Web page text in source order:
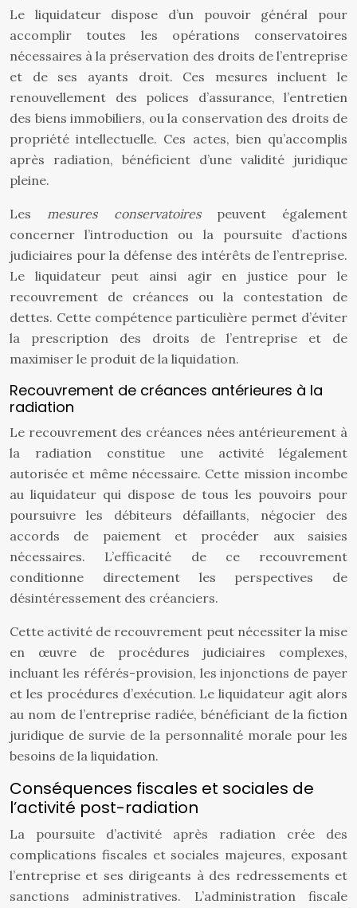
Le liquidateur dispose d’un pouvoir général pour
accomplir toutes les opérations conservatoires
nécessaires à la préservation des droits de l’entreprise
et de ses ayants droit. Ces mesures incluent le
renouvellement des polices d’assurance, l’entretien
des biens immobiliers, ou la conservation des droits de
propriété intellectuelle. Ces actes, bien qu’accomplis
après radiation, bénéficient d’une validité juridique
pleine.
Les mesures conservatoires peuvent également
concerner l’introduction ou la poursuite d’actions
judiciaires pour la défense des intérêts de l’entreprise.
Le liquidateur peut ainsi agir en justice pour le
recouvrement de créances ou la contestation de
dettes. Cette compétence particulière permet d’éviter
la prescription des droits de l’entreprise et de
maximiser le produit de la liquidation.
Recouvrement de créances antérieures à la
radiation
Le recouvrement des créances nées antérieurement à
la radiation constitue une activité légalement
autorisée et même nécessaire. Cette mission incombe
au liquidateur qui dispose de tous les pouvoirs pour
poursuivre les débiteurs défaillants, négocier des
accords de paiement et procéder aux saisies
nécessaires. L’efficacité de ce recouvrement
conditionne directement les perspectives de
désintéressement des créanciers.
Cette activité de recouvrement peut nécessiter la mise
en œuvre de procédures judiciaires complexes,
incluant les référés-provision, les injonctions de payer
et les procédures d’exécution. Le liquidateur agit alors
au nom de l’entreprise radiée, bénéficiant de la fiction
juridique de survie de la personnalité morale pour les
besoins de la liquidation.
Conséquences fiscales et sociales de
l’activité post-radiation
La poursuite d’activité après radiation crée des
complications fiscales et sociales majeures, exposant
l’entreprise et ses dirigeants à des redressements et
sanctions administratives. L’administration fiscale